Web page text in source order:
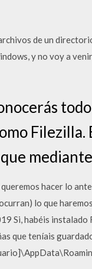
de un
y no voy a
hacer lo
lo que
Si, habéis instalado
que teníais